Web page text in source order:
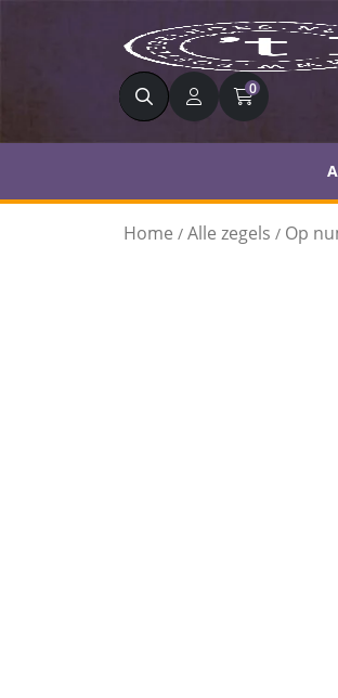
Zoeken 0
Home / Alle zegels / Op